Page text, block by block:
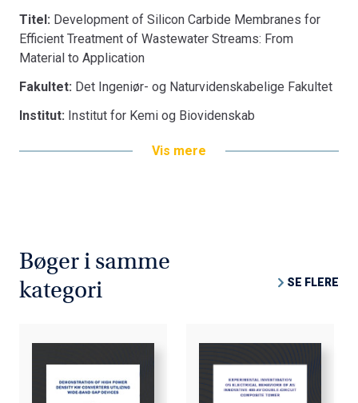
Titel: Development of Silicon Carbide Membranes for
Efficient Treatment of Wastewater Streams: From
Material to Application
Fakultet: Det Ingeniør- og Naturvidenskabelige Fakultet
Institut: Institut for Kemi og Biovidenskab
Vis mere
Bøger i samme
kategori
SE FLERE